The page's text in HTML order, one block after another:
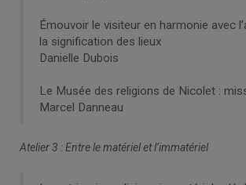
Émouvoir le visiteur en harmonie avec
la signification des lieux
Danielle Dubois
Le Musée des religions de Nicolet :
Marcel Danneau
Atelier 3 : Entre le matériel et l’immatériel